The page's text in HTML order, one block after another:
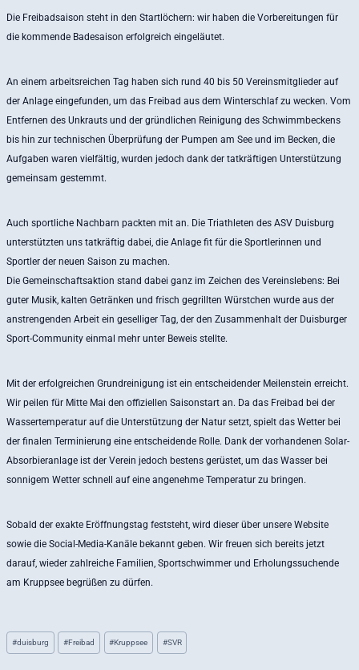
Die Freibadsaison steht in den Startlöchern: wir haben die Vorbereitungen für
die kommende Badesaison erfolgreich eingeläutet.
An einem arbeitsreichen Tag haben sich rund 40 bis 50 Vereinsmitglieder auf
der Anlage eingefunden, um das Freibad aus dem Winterschlaf zu wecken. Vom
Entfernen des Unkrauts und der gründlichen Reinigung des Schwimmbeckens
bis hin zur technischen Überprüfung der Pumpen am See und im Becken, die
Aufgaben waren vielfältig, wurden jedoch dank der tatkräftigen Unterstützung
gemeinsam gestemmt.
Auch sportliche Nachbarn packten mit an. Die Triathleten des ASV Duisburg
unterstützten uns tatkräftig dabei, die Anlage fit für die Sportlerinnen und
Sportler der neuen Saison zu machen.
Die Gemeinschaftsaktion stand dabei ganz im Zeichen des Vereinslebens: Bei
guter Musik, kalten Getränken und frisch gegrillten Würstchen wurde aus der
anstrengenden Arbeit ein geselliger Tag, der den Zusammenhalt der Duisburger
Sport-Community einmal mehr unter Beweis stellte.
Mit der erfolgreichen Grundreinigung ist ein entscheidender Meilenstein erreicht.
Wir peilen für Mitte Mai den offiziellen Saisonstart an. Da das Freibad bei der
Wassertemperatur auf die Unterstützung der Natur setzt, spielt das Wetter bei
der finalen Terminierung eine entscheidende Rolle. Dank der vorhandenen Solar-
Absorbieranlage ist der Verein jedoch bestens gerüstet, um das Wasser bei
sonnigem Wetter schnell auf eine angenehme Temperatur zu bringen.
Sobald der exakte Eröffnungstag feststeht, wird dieser über unsere Website
sowie die Social-Media-Kanäle bekannt geben. Wir freuen sich bereits jetzt
darauf, wieder zahlreiche Familien, Sportschwimmer und Erholungssuchende
am Kruppsee begrüßen zu dürfen.
Schlagworte:
#duisburg #Freibad #Kruppsee #SVR